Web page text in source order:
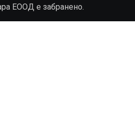
ЕООД е забранено.